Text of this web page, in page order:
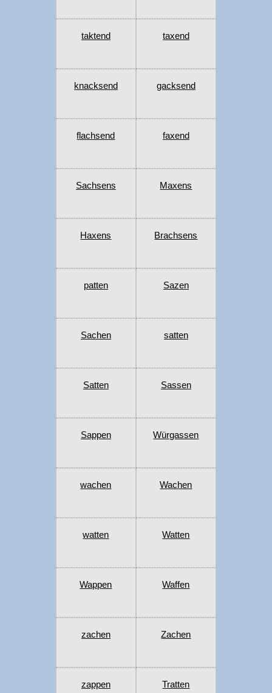
taktend taxend
knacksend gacksend
flachsend faxend
Sachsens Maxens
Haxens Brachsens
patten Sazen
Sachen satten
Satten Sassen
Sappen Würgassen
wachen Wachen
watten Watten
Wappen Waffen
zachen Zachen
zappen Tratten